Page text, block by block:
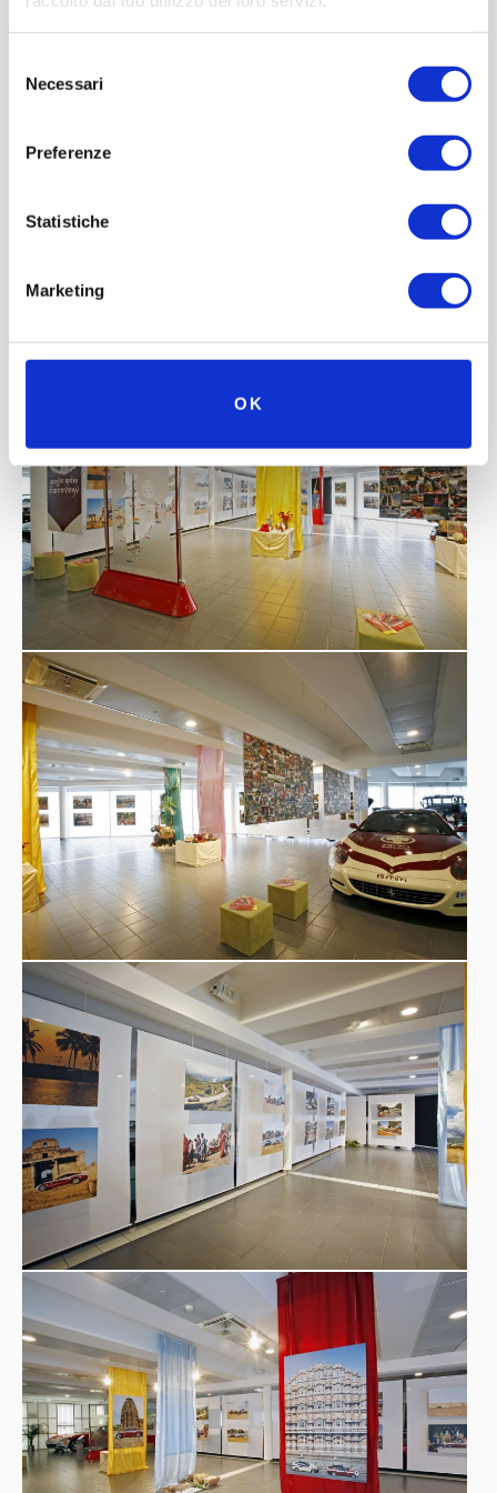
delNecessari
Preferenze
Statistiche
Marketing
OK